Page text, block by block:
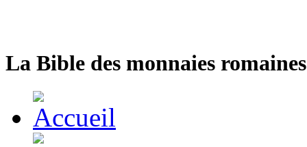
La Bible des monnaies